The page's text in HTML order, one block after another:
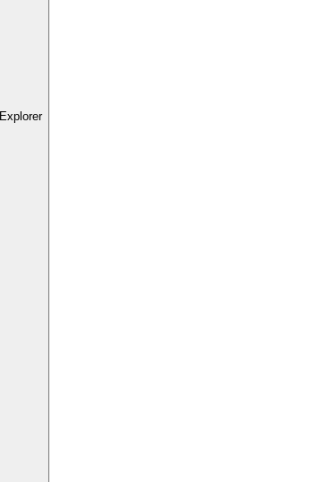
Explorer